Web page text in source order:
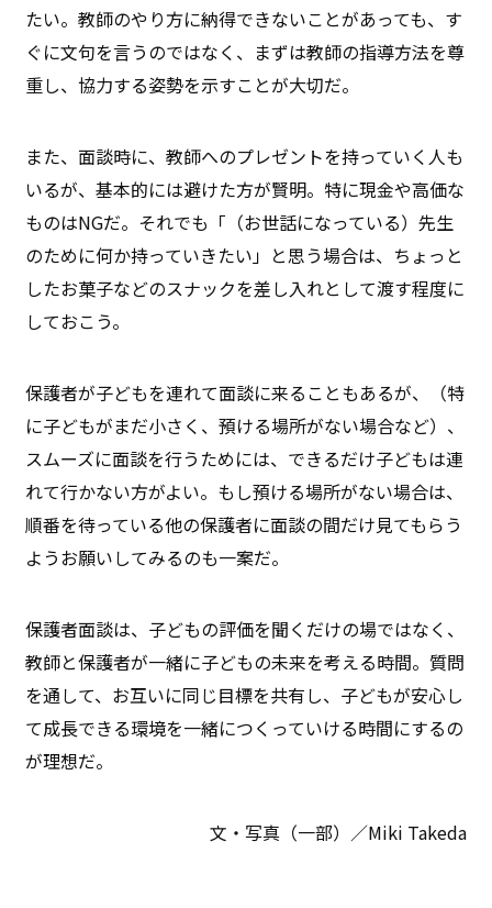
たい。教師のやり方に納得できないことがあっても、す
ぐに文句を言うのではなく、まずは教師の指導方法を尊
重し、協力する姿勢を示すことが大切だ。
また、面談時に、教師へのプレゼントを持っていく人も
いるが、基本的には避けた方が賢明。特に現金や高価な
ものはNGだ。それでも「（お世話になっている）先生
のために何か持っていきたい」と思う場合は、ちょっと
したお菓子などのスナックを差し入れとして渡す程度に
しておこう。
保護者が子どもを連れて面談に来ることもあるが、（特
に子どもがまだ小さく、預ける場所がない場合など）、
スムーズに面談を行うためには、できるだけ子どもは連
れて行かない方がよい。もし預ける場所がない場合は、
順番を待っている他の保護者に面談の間だけ見てもらう
ようお願いしてみるのも一案だ。
保護者面談は、子どもの評価を聞くだけの場ではなく、
教師と保護者が一緒に子どもの未来を考える時間。質問
を通して、お互いに同じ目標を共有し、子どもが安心し
て成長できる環境を一緒につくっていける時間にするの
が理想だ。
文・写真（一部）／Miki Takeda